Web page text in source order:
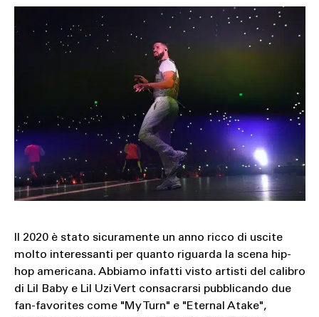
HOUSE
LIFESTYLE
MOTORS
SOUND
SPORT
TECH
Il 2020 è stato sicuramente un anno ricco di uscite
molto interessanti per quanto riguarda la scena hip-
hop americana. Abbiamo infatti visto artisti del calibro
di Lil Baby e Lil Uzi Vert consacrarsi pubblicando due
fan-favorites come "My Turn" e "Eternal Atake",